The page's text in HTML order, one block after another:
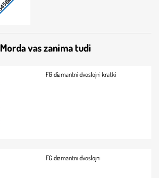
Morda vas zanima tudi
FG diamantni dvoslojni kratki
FG diamantni dvoslojni